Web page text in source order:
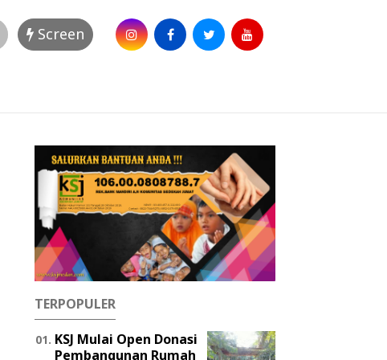
Screen
TERPOPULER
KSJ Mulai Open Donasi
Pembangunan Rumah